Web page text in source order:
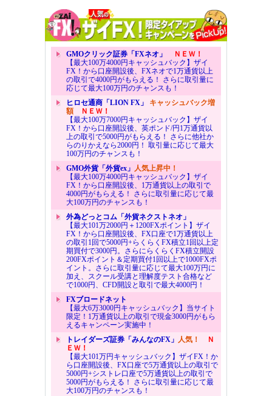
GMOクリック証券「FXネオ」
ＮＥＷ！
【最大100万4000円キャッシュバック】ザイ
FX！から口座開設後、FXネオで1万通貨以上
の取引で4000円がもらえる！ さらに取引量に
応じて最大100万円のチャンスも！
ヒロセ通商「LION FX」 キャッシュバック増
額ＮＥＷ！
【最大100万7000円キャッシュバック】ザイ
FX！から口座開設後、英ポンド/円1万通貨以
上の取引で5000円がもらえる！ さらに他社か
らのりかえなら2000円！ 取引量に応じて最大
100万円のチャンスも！
GMO外貨「外貨ex」 人気上昇中！
【最大100万4000円キャッシュバック】ザイ
FX！から口座開設後、1万通貨以上の取引で
4000円がもらえる！ さらに取引量に応じて最
大100万円のチャンスも！
外為どっとコム「外貨ネクストネオ」
【最大101万2000円＋1200FXポイント】ザイ
FX！から口座開設後、FX口座で1万通貨以上
の取引1回で5000円+らくらくFX積立1回以上定
期買付で3000円。さらにらくらくFX積立開設
200FXポイント＆定期買付1回以上で1000FXポ
イント。さらに取引量に応じて最大100万円に
加え、スクール受講と理解度テスト合格など
で1000円、CFD開設と取引で最大4000円！
FXブロードネット
【最大6万3000円キャッシュバック】当サイト
限定！1万通貨以上の取引で現金3000円がもら
えるキャンペーン実施中！
トレイダーズ証券「みんなのFX」 人気！
Ｎ
ＥＷ！
【最大101万円キャッシュバック】ザイFX！か
ら口座開設後、FX口座で5万通貨以上の取引で
5000円+シストレ口座で5万通貨以上の取引で
5000円がもらえる！ さらに取引量に応じて最
大100万円のチャンスも！